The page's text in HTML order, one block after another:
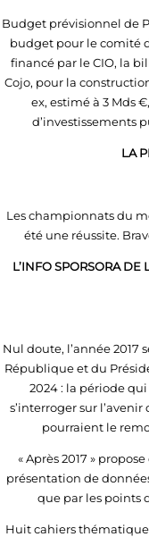
Budget prévisionnel de
budget pour le comité
financé par le CIO, la
Cojo, pour la
ex, estimé à 3 Mds
d’investissements
LA
Les championnats du
été une réussite.
L’INFO SPORSORA
Nul doute, l’année 2017
République et du
2024 : la période
s’interroger sur
pourraient le
« Après 2017 »
présentation de
que par les points
Huit cahiers